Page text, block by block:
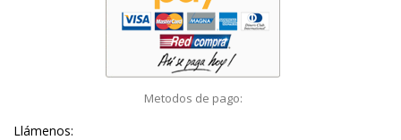
Metodos de pago:
Llámenos: